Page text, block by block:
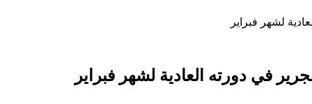
لشهر فبراير
في دورته العادية لشهر فبراير